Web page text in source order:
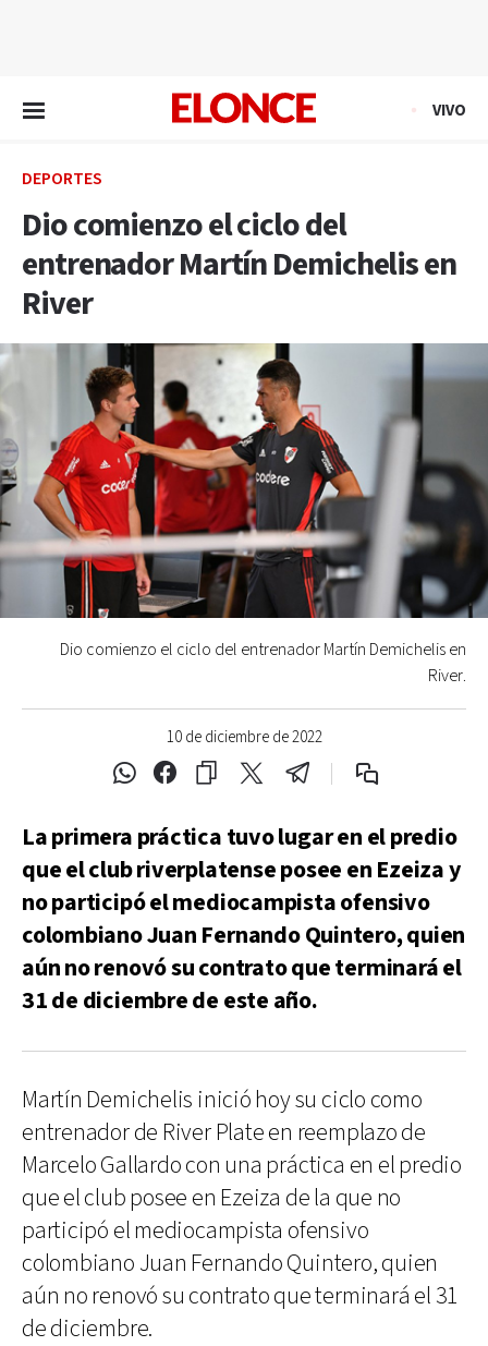
VIVO
DEPORTES
Dio comienzo el ciclo del
entrenador Martín Demichelis en
River
10 de diciembre de 2022
Dio comienzo el ciclo del entrenador Martín Demichelis en
River.
La primera práctica tuvo lugar en el predio
que el club riverplatense posee en Ezeiza y
no participó el mediocampista ofensivo
colombiano Juan Fernando Quintero, quien
aún no renovó su contrato que terminará el
31 de diciembre de este año.
Martín Demichelis inició hoy su ciclo como
entrenador de River Plate en reemplazo de
Marcelo Gallardo con una práctica en el predio
que el club posee en Ezeiza de la que no
participó el mediocampista ofensivo
colombiano Juan Fernando Quintero, quien
aún no renovó su contrato que terminará el 31
de diciembre.